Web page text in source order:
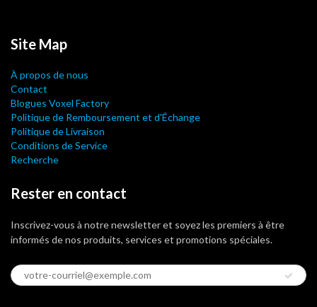
Site Map
À propos de nous
Contact
Blogues Voxel Factory
Politique de Remboursement et d'Échange
Politique de Livraison
Conditions de Service
Recherche
Rester en contact
Inscrivez-vous à notre newsletter et soyez les premiers à être
informés de nos produits, services et promotions spéciales.